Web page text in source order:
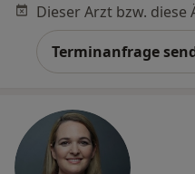
Terminanfrage